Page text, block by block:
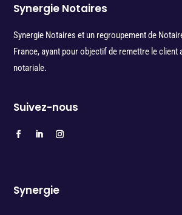
Synergie Notaires
Synergie Notaires et un regroupement de
France, ayant pour objectif de remettre le
notariale.
Suivez-nous
Synergie